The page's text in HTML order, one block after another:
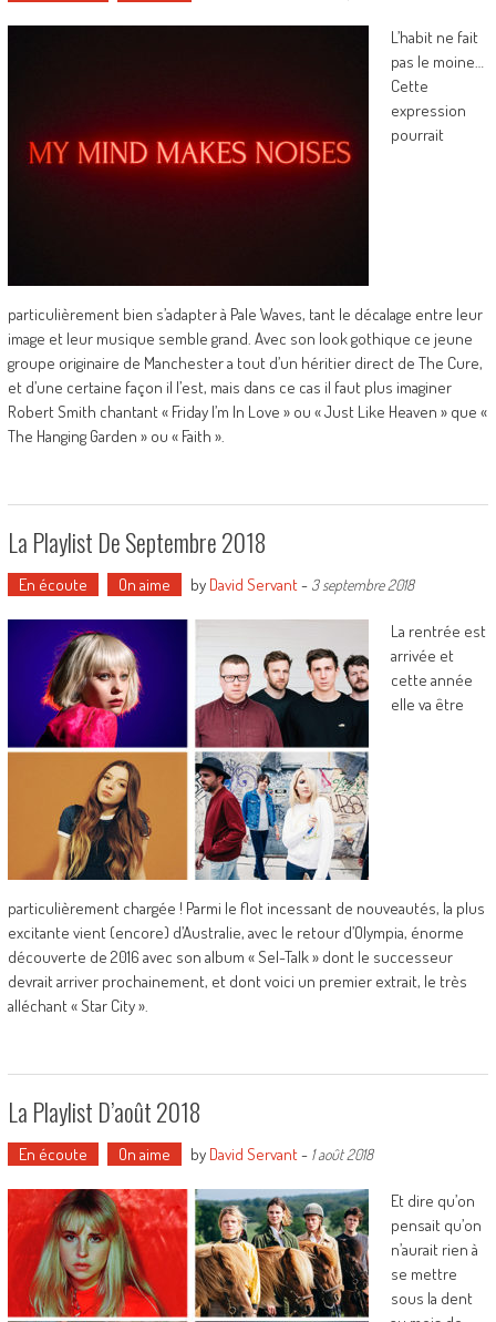
L’habit ne fait
pas le moine…
Cette
expression
pourrait
particulièrement bien s’adapter à Pale Waves, tant le décalage entre leur
image et leur musique semble grand. Avec son look gothique ce jeune
groupe originaire de Manchester a tout d’un héritier direct de The Cure,
et d’une certaine façon il l’est, mais dans ce cas il faut plus imaginer
Robert Smith chantant « Friday I’m In Love » ou « Just Like Heaven » que «
The Hanging Garden » ou « Faith ».
La Playlist De Septembre 2018
En écoute On aime by David Servant- 3 septembre 2018
La rentrée est
arrivée et
cette année
elle va être
particulièrement chargée ! Parmi le flot incessant de nouveautés, la plus
excitante vient (encore) d’Australie, avec le retour d’Olympia, énorme
découverte de 2016 avec son album « Sel-Talk » dont le successeur
devrait arriver prochainement, et dont voici un premier extrait, le très
alléchant « Star City ».
La Playlist D’août 2018
En écoute On aime by David Servant- 1 août 2018
Et dire qu’on
pensait qu’on
n’aurait rien à
se mettre
sous la dent